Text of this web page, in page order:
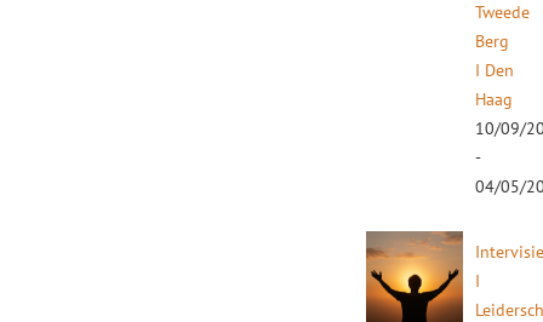
Tweede
Berg
I Den
Haag
10/09/
-
04/05/
I